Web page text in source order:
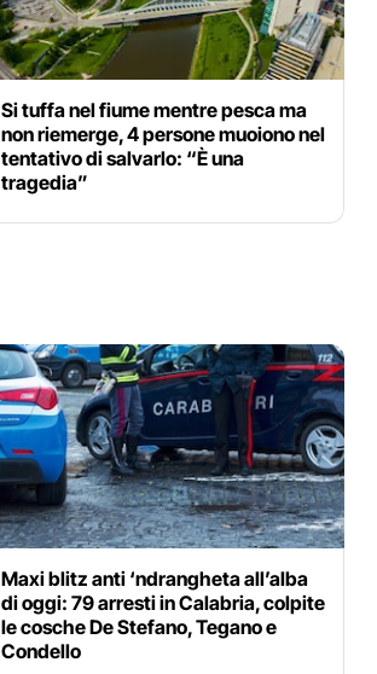
Si tuffa nel fiume mentre pesca ma
non riemerge, 4 persone muoiono nel
tentativo di salvarlo: “È una
tragedia”
Maxi blitz anti ‘ndrangheta all’alba
di oggi: 79 arresti in Calabria, colpite
le cosche De Stefano, Tegano e
Condello